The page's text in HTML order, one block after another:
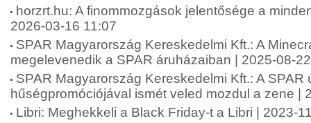
horzrt.hu: A finommozgások jelentősége a
2026-03-16 11:07
SPAR Magyarország Kereskedelmi Kft.: A
megelevenedik a SPAR áruházaiban | 2025-08-
SPAR Magyarország Kereskedelmi Kft.: A SPAR
hűségpromóciójával ismét veled mozdul a zene |
Libri: Meghekkeli a Black Friday-t a Libri | 2023-